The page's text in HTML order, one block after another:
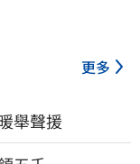
更多
舉聲援